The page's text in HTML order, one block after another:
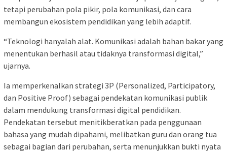
tetapi perubahan pola pikir, pola komunikasi, dan cara
membangun ekosistem pendidikan yang lebih adaptif.
“Teknologi hanyalah alat. Komunikasi adalah bahan bakar yang
menentukan berhasil atau tidaknya transformasi digital,”
ujarnya.
Ia memperkenalkan strategi 3P (Personalized, Participatory,
dan Positive Proof) sebagai pendekatan komunikasi publik
dalam mendukung transformasi digital pendidikan.
Pendekatan tersebut menitikberatkan pada penggunaan
bahasa yang mudah dipahami, melibatkan guru dan orang tua
sebagai bagian dari perubahan, serta menunjukkan bukti nyata